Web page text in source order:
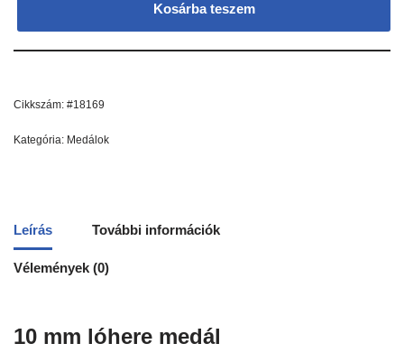
Kosárba teszem
Cikkszám: #18169
Kategória: Medálok
Leírás További információk
Vélemények (0)
10 mm lóhere medál